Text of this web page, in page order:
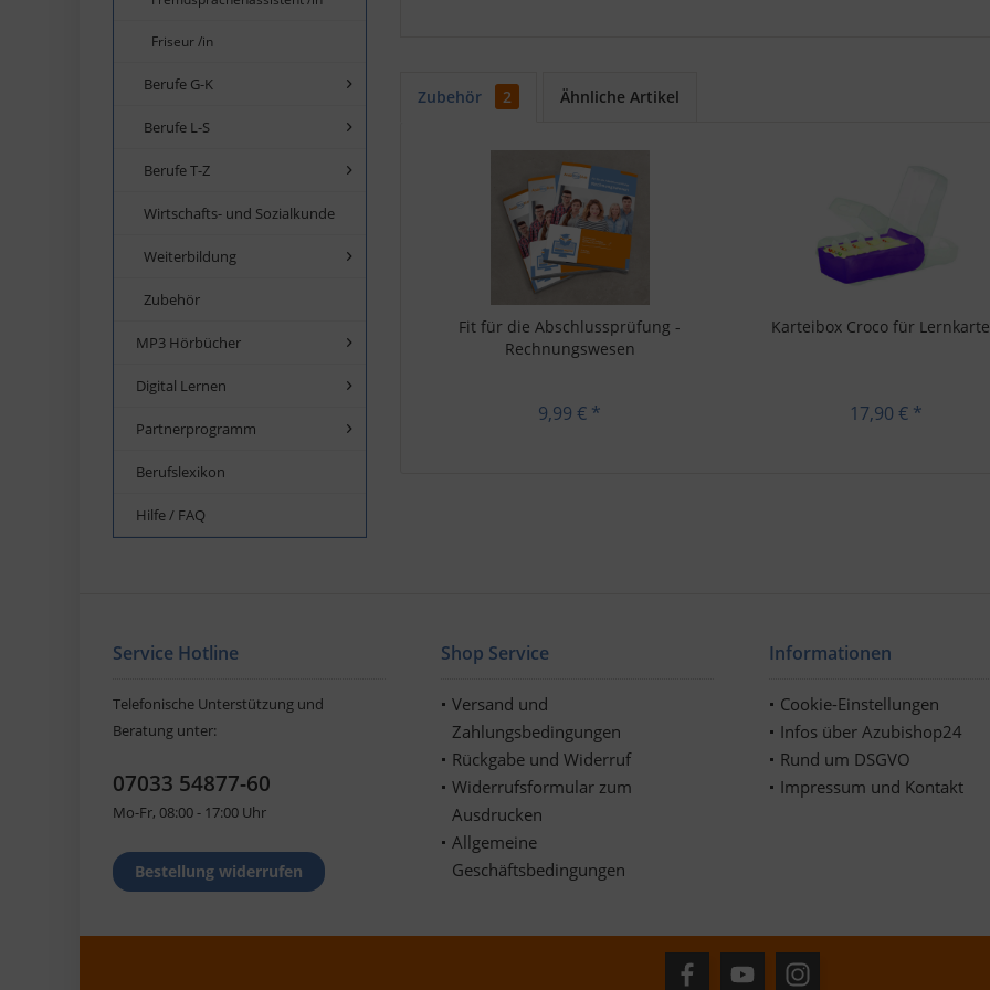
Friseur /in
Berufe G-K
Berufe L-S
Berufe T-Z
Wirtschafts- und Sozialkunde
Weiterbildung
Zubehör
MP3 Hörbücher
Digital Lernen
Partnerprogramm
Berufslexikon
Hilfe / FAQ
Zubehör 2 Ähnliche Artikel
Fit für die Abschlussprüfung -
Rechnungswesen
9,99 € *
Karteibox Croco für
17,90 € *
Service Hotline
Telefonische Unterstützung und
Beratung unter:
07033 54877-60
Mo-Fr, 08:00 - 17:00 Uhr
Bestellung widerrufen
Shop Service
Versand und
Zahlungsbedingungen
Rückgabe und Widerruf
Widerrufsformular zum
Ausdrucken
Allgemeine
Geschäftsbedingungen
Informationen
Cookie-Einstellungen
Infos über Azubishop24
Rund um DSGVO
Impressum und Kontakt